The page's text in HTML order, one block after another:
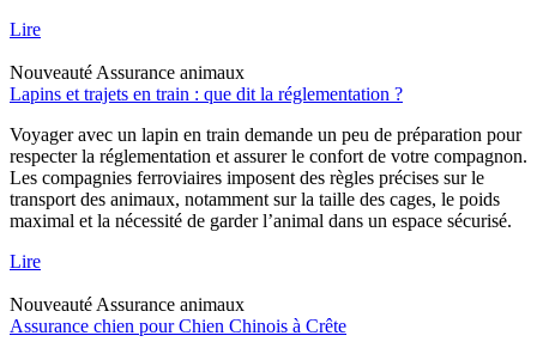
Lire
Nouveauté Assurance animaux
Lapins et trajets en train : que dit la réglementation ?
Voyager avec un lapin en train demande un peu de préparation pour
respecter la réglementation et assurer le confort de votre compagnon.
Les compagnies ferroviaires imposent des règles précises sur le
transport des animaux, notamment sur la taille des cages, le poids
maximal et la nécessité de garder l’animal dans un espace sécurisé.
Lire
Nouveauté Assurance animaux
Assurance chien pour Chien Chinois à Crête